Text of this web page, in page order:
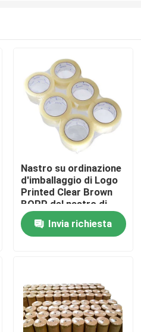
Nastro su ordinazione
d'imballaggio di Logo
Printed Clear Brown
BOPP del nastro di
sigillamento BOPP del
cartoneInvia richiesta